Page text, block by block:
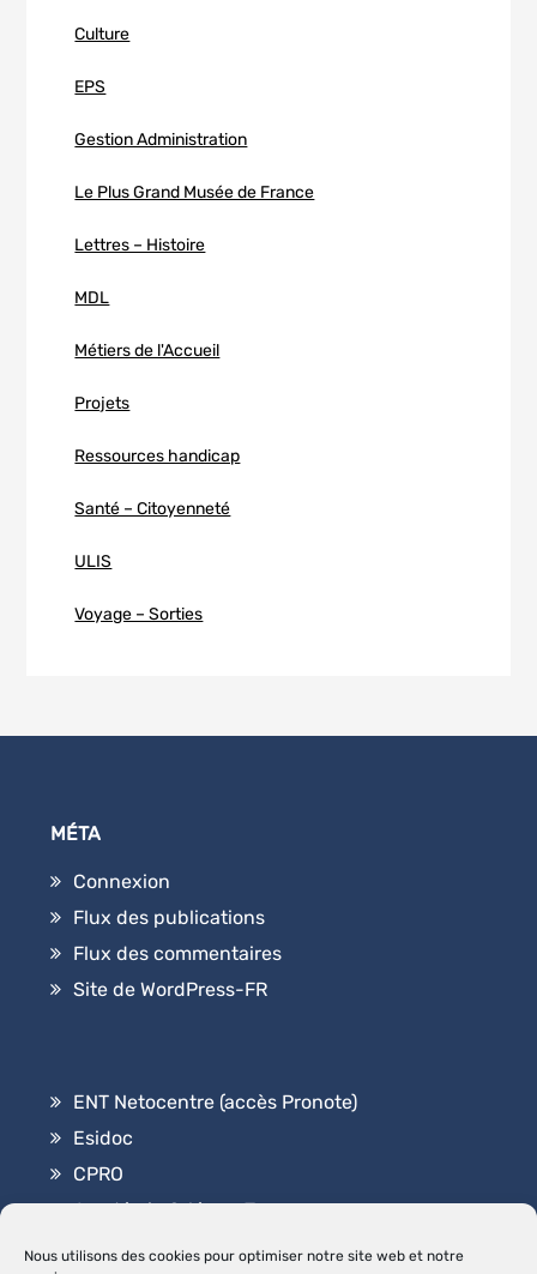
Nous utilisons des cookies pour optimiser notre site web et notre
Culture
EPS
Gestion Administration
Le Plus Grand Musée de France
Lettres – Histoire
MDL
Métiers de l'Accueil
Projets
Ressources handicap
Santé – Citoyenneté
ULIS
Voyage – Sorties
MÉTA
Connexion
Flux des publications
Flux des commentaires
Site de WordPress-FR
ENT Netocentre (accès Pronote)
Esidoc
CPRO
Académie Orléans-Tours
Contact